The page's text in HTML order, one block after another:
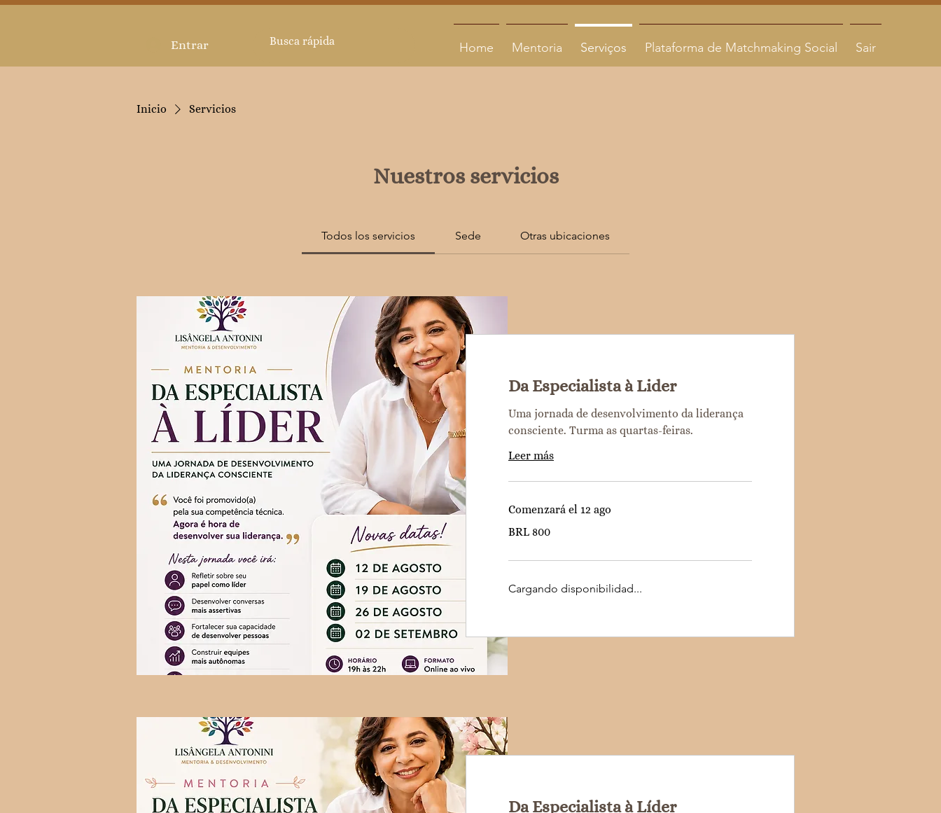
Entrar Home Mentoria Serviços Plataforma de Matchmaking Social Sair
Inicio Servicios
Nuestros servicios
Todos los servicios Sede Otras ubicaciones
Da Especialista à Lider
Uma jornada de desenvolvimento da liderança
consciente. Turma as quartas-feiras.
Leer más
Comenzará el 12 ago
reales
BRL 800
Cargando disponibilidad...
Da Especialista à Líder